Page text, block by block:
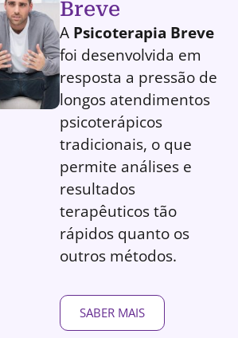
Breve
A Psicoterapia Breve
foi desenvolvida em
resposta a pressão de
longos atendimentos
psicoterápicos
tradicionais, o que
permite análises e
resultados
terapêuticos tão
rápidos quanto os
outros métodos.
SABER MAIS